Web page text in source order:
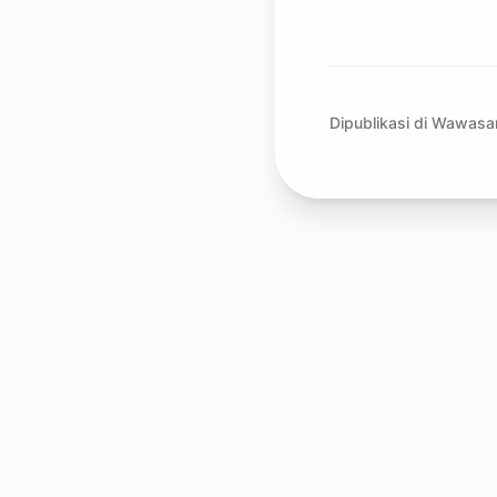
Dipublikasi di